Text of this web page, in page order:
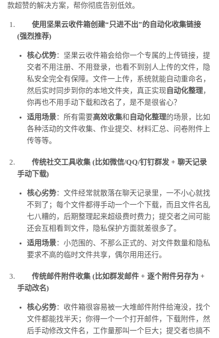
款超赞的解决方案，帮你彻底告别低效。
使用坚果云收件箱创建“只进不出”的自动化收集链接
(强烈推荐)
核心优势：坚果云收件箱会给你一个专属的上传链接，提
交者不用注册、不用登录，也看不到别人上传的文件，隐
私安全完全有保障。文件一上传，系统就能自动重命名，
然后实时同步到你的本地文件夹，真正实现 自动化整理，
你再也不用手动下载和改名了，是不是很省心？
适用场景：所有需要高效收集和 自动化整理的场景，比如
各种活动的文件收集、作业提交、材料汇总、问卷附件上
传等等。
传统社交工具收集 (比如微信/QQ/钉钉群发 + 聊天记录
手动下载)
核心劣势：文件经常就散落在聊天记录里，一不小心就找
不到了；每个文件都得手动一个一个下载，而且文件名乱
七八糟的，后期整理起来超级费时费力；提交者之间可能
还会互相看到文件，隐私保护方面就差很多了。
适用场景：小范围的、不那么正式的、对文件数量和隐私
要求不高的临时文件共享，偶尔用用还行。
传统邮件附件收集 (比如群发邮件 + 逐个附件另存为 +
手动改名)
核心劣势：收件箱很容易被一大堆邮件附件给淹没，找个
文件都能找半天；你得一个一个打开邮件，下载附件，然
后手动修改文件名，工作量那叫一个巨大；提交者也搞不